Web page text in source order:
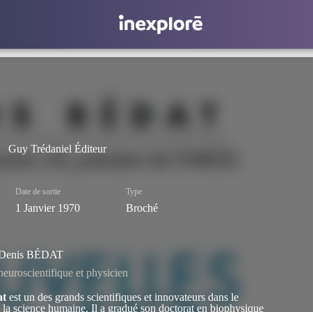
Guy Trédaniel Éditeur
Date de sortie
1 Janvier 1970
Type
Broché
BÉDAT
et physicien
est un des grands scientifiques et innovateurs dans le
la science humaine. Il a gradué son doctorat en biophysique